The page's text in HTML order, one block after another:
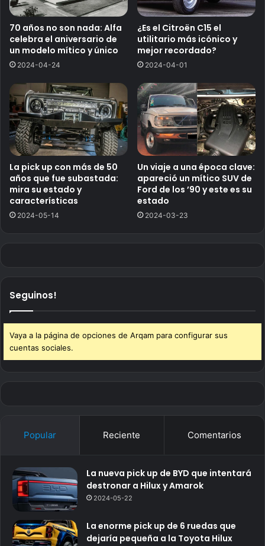
70 años no son nada: Alfa
celebra el aniversario de
un modelo mítico y único
2024-04-24
¿Es el Citroën C15 el
utilitario más icónico y
mejor recordado?
2024-04-01
La pick up con más de 50
años que fue subastada:
mira su estado y
características
2024-05-14
Un viaje a una época clave:
apareció un mítico SUV de
Ford de los ’90 y este es su
estado
2024-03-23
Seguinos!
Vaya a la página de opciones de Arqam para configurar sus
cuentas sociales.
Popular Reciente Comentarios
La nueva pick up de BYD que intentará
destronar a Hilux y Amarok
2024-05-22
La enorme pick up de 6 ruedas que
dejaría pequeña a la Toyota Hilux